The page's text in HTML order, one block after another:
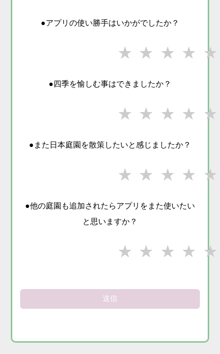
●アプリの使い勝手はいかがでしたか？
★★★★
★★★
★★
★
●四季を愉しむ事はできましたか？
★★★★
★★★
★★
★
●また日本庭園を散策したいと感じましたか？
★★★★
★★★
★★
★
●他の庭園も追加されたらアプリをまた使いたい
と思いますか？
★★★★
★★★
★★
★